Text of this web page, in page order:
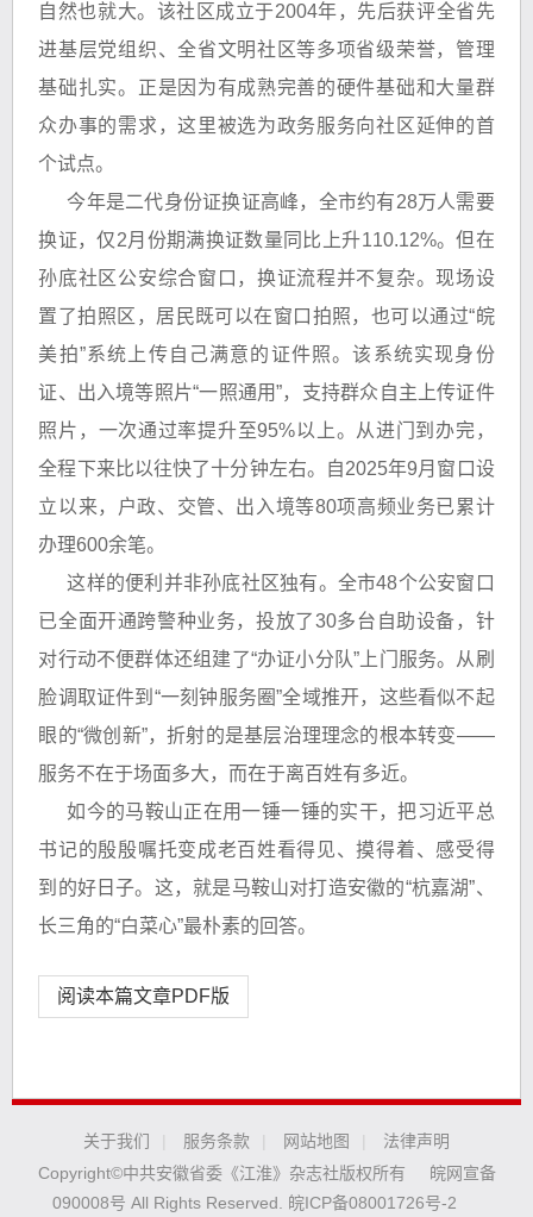
自然也就大。该社区成立于2004年，先后获评全省先
进基层党组织、全省文明社区等多项省级荣誉，管理
基础扎实。正是因为有成熟完善的硬件基础和大量群
众办事的需求，这里被选为政务服务向社区延伸的首
个试点。
今年是二代身份证换证高峰，全市约有28万人需要
换证，仅2月份期满换证数量同比上升110.12%。但在
孙底社区公安综合窗口，换证流程并不复杂。现场设
置了拍照区，居民既可以在窗口拍照，也可以通过“皖
美拍”系统上传自己满意的证件照。该系统实现身份
证、出入境等照片“一照通用”，支持群众自主上传证件
照片，一次通过率提升至95%以上。从进门到办完，
全程下来比以往快了十分钟左右。自2025年9月窗口设
立以来，户政、交管、出入境等80项高频业务已累计
办理600余笔。
这样的便利并非孙底社区独有。全市48个公安窗口
已全面开通跨警种业务，投放了30多台自助设备，针
对行动不便群体还组建了“办证小分队”上门服务。从刷
脸调取证件到“一刻钟服务圈”全域推开，这些看似不起
眼的“微创新”，折射的是基层治理理念的根本转变——
服务不在于场面多大，而在于离百姓有多近。
如今的马鞍山正在用一锤一锤的实干，把习近平总
书记的殷殷嘱托变成老百姓看得见、摸得着、感受得
到的好日子。这，就是马鞍山对打造安徽的“杭嘉湖”、
长三角的“白菜心”最朴素的回答。
阅读本篇文章PDF版
关于我们 服务条款 网站地图
法律声明
Copyright©中共安徽省委《江淮》杂志社版权所有
皖网宣备
090008号 All Rights Reserved.
皖ICP备08001726号-2